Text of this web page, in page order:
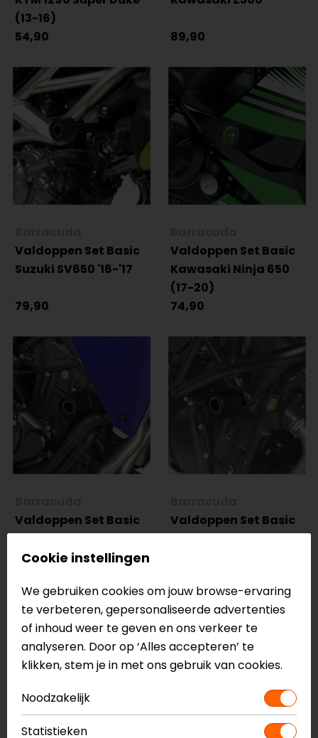
(13-16)
54,90
89,90
Valdoppen Set Basic
Suzuki SV650 '16-'17
79,90
Valdoppen Set Basic
Kawasaki Ninja 650
(17-20)
74,90
Valdoppen Set Basic
Yamaha Mt-07
Tracer
Valdoppen Set Basic
Mv Agusta
Cookie instellingen
We gebruiken cookies om jouw browse-ervaring
te verbeteren, gepersonaliseerde advertenties
of inhoud weer te geven en ons verkeer te
analyseren. Door op ‘Alles accepteren’ te
klikken, stem je in met ons gebruik van cookies.
Noodzakelijk
Statistieken